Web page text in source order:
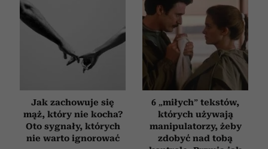
Jak zachowuje się
mąż, który nie kocha?
Oto sygnały, których
nie warto ignorować
6 „miłych” tekstów,
których używają
manipulatorzy, żeby
zdobyć nad tobą